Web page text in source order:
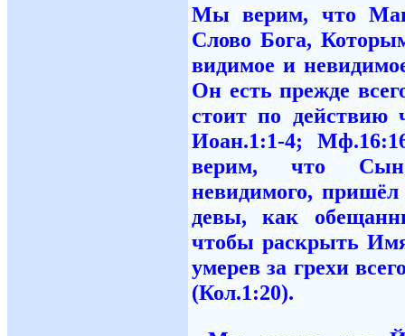
Мы верим, что
Слово Бога,
видимое и
Он есть прежде
стоит по действию
Иоан.1:1-4;
верим, что Сын
невидимого,
девы, как
чтобы раскрыть
умерев за грехи
(Кол.1:20).